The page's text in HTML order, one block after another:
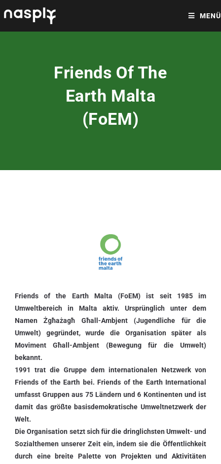
MENÜ
Friends Of The
Earth Malta
(FoEM)
Friends of the Earth Malta (FoEM) ist seit 1985 im
Umweltbereich in Malta aktiv. Ursprünglich unter dem
Namen Żgħażagħ Għall-Ambjent (Jugendliche für die
Umwelt) gegründet, wurde die Organisation später als
Moviment Għall-Ambjent (Bewegung für die Umwelt)
bekannt.
1991 trat die Gruppe dem internationalen Netzwerk von
Friends of the Earth bei. Friends of the Earth International
umfasst Gruppen aus 75 Ländern und 6 Kontinenten und ist
damit das größte basisdemokratische Umweltnetzwerk der
Welt.
Die Organisation setzt sich für die dringlichsten Umwelt- und
Sozialthemen unserer Zeit ein, indem sie die Öffentlichkeit
durch eine breite Palette von Projekten und Aktivitäten